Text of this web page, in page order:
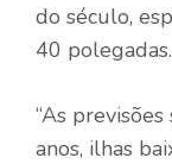
do século,
40 polegadas.
“As
anos, ilhas